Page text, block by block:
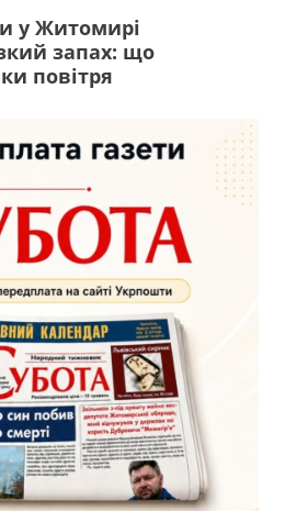
у Житомирі
запах: що
повітря